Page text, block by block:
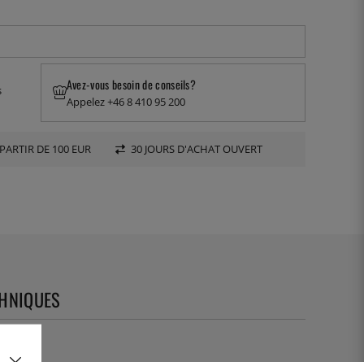
Avez-vous besoin de conseils?
Appelez +46 8 410 95 200
DE 100 EUR 30 JOURS D'ACHAT OUVERT